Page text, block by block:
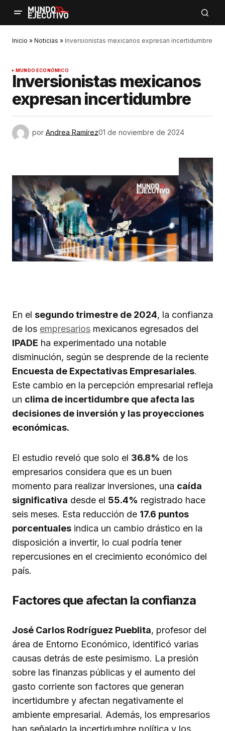
Inicio » Noticias » Inversionistas mexicanos expresan incertidumbre
MUNDO ECONÓMICO
Inversionistas mexicanos
expresan incertidumbre
por Andrea Ramírez01 de noviembre de 2024
En el segundo trimestre de 2024, la confianza
de los empresarios mexicanos egresados del
IPADE ha experimentado una notable
disminución, según se desprende de la reciente
Encuesta de Expectativas Empresariales.
Este cambio en la percepción empresarial refleja
un clima de incertidumbre que afecta las
decisiones de inversión y las proyecciones
económicas.
El estudio reveló que solo el 36.8% de los
empresarios considera que es un buen
momento para realizar inversiones, una caída
significativa desde el 55.4% registrado hace
seis meses. Esta reducción de 17.6 puntos
porcentuales indica un cambio drástico en la
disposición a invertir, lo cual podría tener
repercusiones en el crecimiento económico del
país.
Factores que afectan la confianza
José Carlos Rodríguez Pueblita, profesor del
área de Entorno Económico, identificó varias
causas detrás de este pesimismo. La presión
sobre las finanzas públicas y el aumento del
gasto corriente son factores que generan
incertidumbre y afectan negativamente el
ambiente empresarial. Además, los empresarios